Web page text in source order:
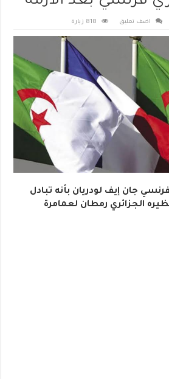
اضف تعليق 818 زيارة
جان إيف لودريان بأنه تبادل
الجزائري رمطان لعمامرة